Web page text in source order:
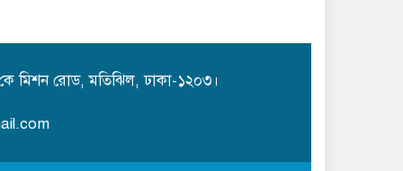
মিশন রোড, মতিঝিল, ঢাকা-১২০৩।